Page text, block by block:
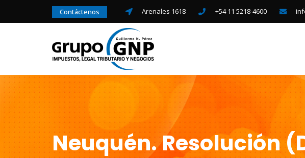
Contáctenos Arenales 1618 +54 11 5218-4600
Neuquén. Resolución